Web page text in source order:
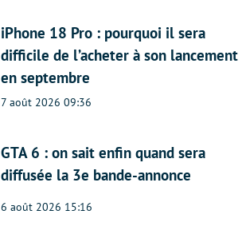
iPhone 18 Pro : pourquoi il sera
difficile de l’acheter à son lancement
en septembre
7 août 2026 09:36
GTA 6 : on sait enfin quand sera
diffusée la 3e bande-annonce
6 août 2026 15:16